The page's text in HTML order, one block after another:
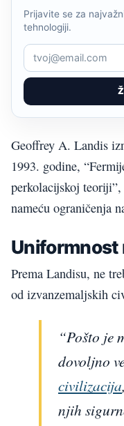
Prijavite se za
tehnologiji.
Geoffrey A. Landis
1993. godine,
perkolacijskoj
nameću ograničenja
Uniformnost
Prema Landisu, ne
od izvanzemaljskih
“Pošto je
dovoljno
civilizacija
njih